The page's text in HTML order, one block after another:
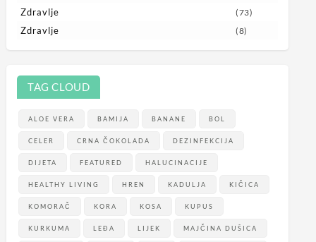
Zdravlje (73)
Zdravlje (8)
TAG CLOUD
ALOE VERA BAMIJA BANANE BOL
CELER CRNA ČOKOLADA DEZINFEKCIJA
DIJETA FEATURED HALUCINACIJE
HEALTHY LIVING HREN KADULJA KIČICA
KOMORAČ KORA KOSA KUPUS
KURKUMA LEĐA LIJEK MAJČINA DUŠICA